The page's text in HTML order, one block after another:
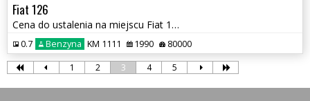
Fiat 126
Cena do ustalenia na miejscu Fiat 126 BIS 703 mozliwa zamiana
0.7 Benzyna KM 1111 1990 80000
1 2 3 4 5